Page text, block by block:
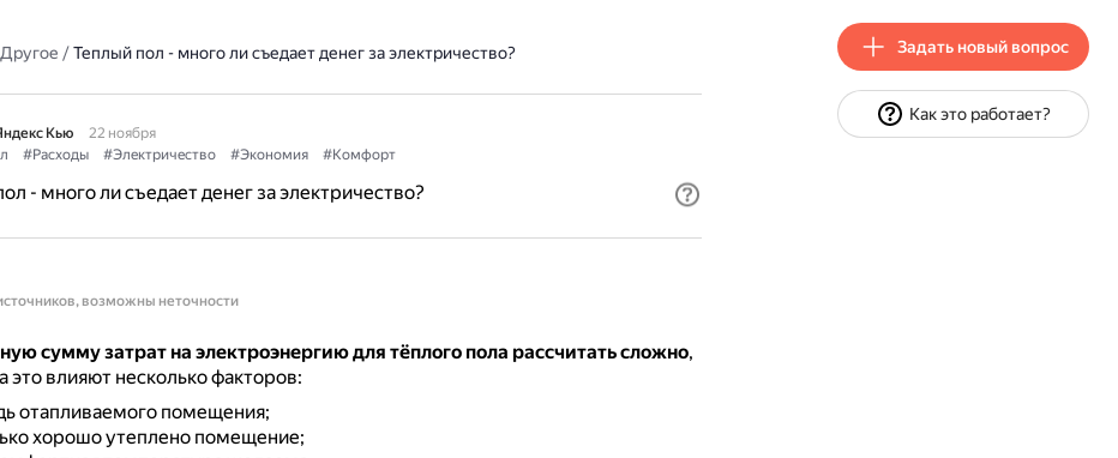
Другое /Теплый пол - много ли съедает денег за электричество?
Кью
22 ноября
#Расходы #Электричество #Экономия #Комфорт
- много ли съедает денег за электричество?
возможны неточности
сумму затрат на электроэнергию для тёплого пола рассчитать сложно,
это влияют несколько факторов:
отапливаемого помещения;
хорошо утеплено помещение;
Задать новый вопрос
Как это работает?